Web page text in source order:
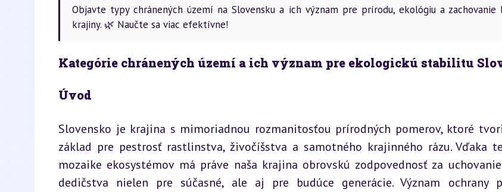
Objavte typy chránených území na Slovensku a ich význam pre prírodu, ekológiu a zachovanie
krajiny. 🌿 Naučte sa viac efektívne!
Kategórie chránených území a ich význam pre ekologickú stabilitu
Úvod
Slovensko je krajina s mimoriadnou rozmanitosťou prírodných pomerov, ktoré
základ pre pestrosť rastlinstva, živočíšstva a samotného krajinného rázu. Vďaka
mozaike ekosystémov má práve naša krajina obrovskú zodpovednosť za
dedičstva nielen pre súčasné, ale aj pre budúce generácie. Význam ochrany